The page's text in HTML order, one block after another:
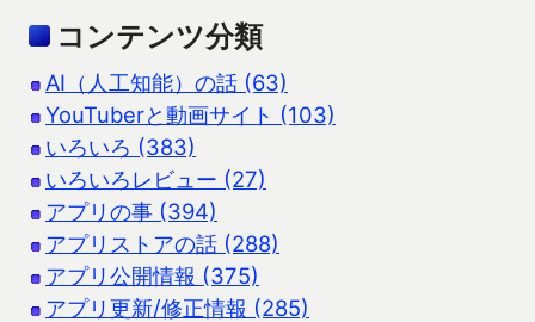
コンテンツ分類
AI（人工知能）の話 (63)
YouTuberと動画サイト (103)
いろいろ (383)
いろいろレビュー (27)
アプリの事 (394)
アプリストアの話 (288)
アプリ公開情報 (375)
アプリ更新/修正情報 (285)